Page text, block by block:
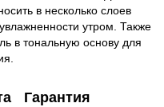
в несколько слоев
утром. Также
в тональную основу для
Гарантия